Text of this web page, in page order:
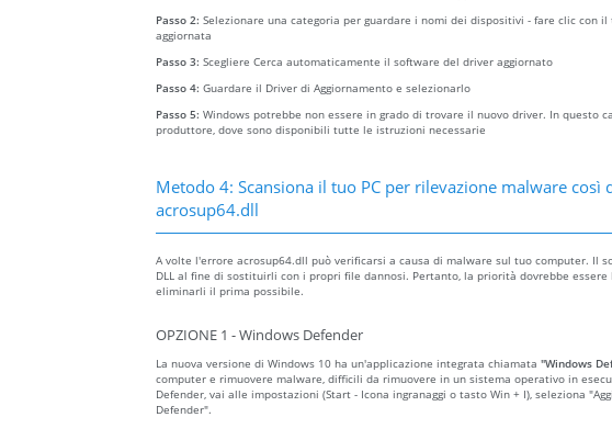
Passo 2: Selezionare una categoria per guardare i nomi dei dispositivi - fare clic con
aggiornata
Passo 3: Scegliere Cerca automaticamente il software del driver aggiornato
Passo 4: Guardare il Driver di Aggiornamento e selezionarlo
Passo 5: Windows potrebbe non essere in grado di trovare il nuovo driver. In questo
produttore, dove sono disponibili tutte le istruzioni necessarie
Metodo 4: Scansiona il tuo PC per rilevazione malware così
acrosup64.dll
A volte l'errore acrosup64.dll può verificarsi a causa di malware sul tuo computer. Il
DLL al fine di sostituirli con i propri file dannosi. Pertanto, la priorità dovrebbe
eliminarli il prima possibile.
OPZIONE 1 - Windows Defender
La nuova versione di Windows 10 ha un'applicazione integrata chiamata "Windows
computer e rimuovere malware, difficili da rimuovere in un sistema operativo in
Defender, vai alle impostazioni (Start - Icona ingranaggi o tasto Win + I), seleziona
Defender".